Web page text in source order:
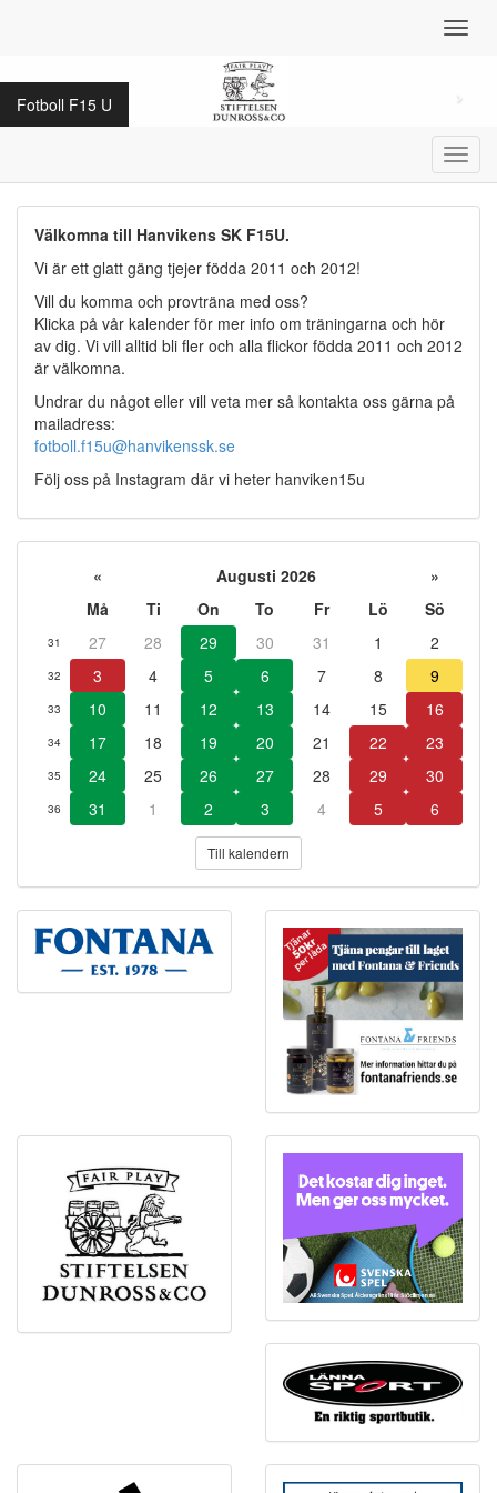
Fotboll F15 U
Välkomna till Hanvikens SK F15U.
Vi är ett glatt gäng tjejer födda 2011 och 2012!
Vill du komma och provträna med oss?
Klicka på vår kalender för mer info om träningarna och hör
av dig. Vi vill alltid bli fler och alla flickor födda 2011 och 2012
är välkomna.
Undrar du något eller vill veta mer så kontakta oss gärna på
mailadress:
fotboll.f15u@hanvikenssk.se
Följ oss på Instagram där vi heter hanviken15u
« Augusti 2026
»
Må
Ti On To Fr Lö Sö
31 27 28 29 30 31 1 2
32 3 4 5 6 7 8 9
33 10 11 12 13 14 15 16
34 17 18 19 20 21 22 23
35 24 25 26 27 28 29 30
36 31 1 2 3 4 5 6
Till kalendern